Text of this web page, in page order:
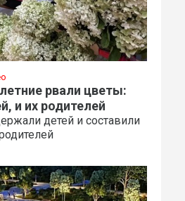
рвали цветы:
и их родителей
детей и составили